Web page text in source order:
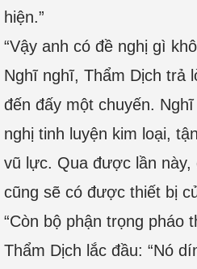
hiện.”
“Vậy anh có đề nghị gì
Nghĩ nghĩ, Thẩm Dịch trả
đến đấy một chuyến.
nghị tinh luyện kim loại,
vũ lực. Qua được lần này,
cũng sẽ có được thiết bị
“Còn bộ phận trọng pháo
Thẩm Dịch lắc đầu: “Nó